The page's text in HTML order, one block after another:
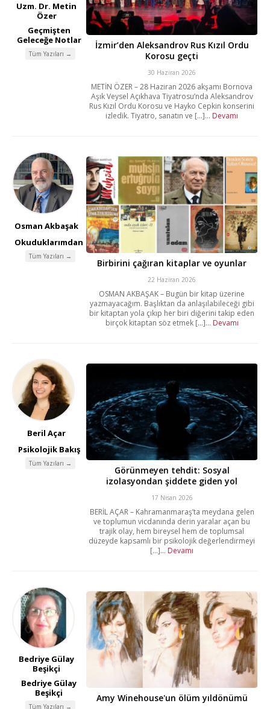
Uzm. Dr. Metin
Özer
Geçmişten
Geleceğe Notlar
Tüm Yazıları →
İzmir’den Aleksandrov Rus Kızıl Ordu
Korosu geçti
30 Haziran 2026
METİN ÖZER – 28 Haziran 2026 akşamı Bornova
Aşık Veysel Açıkhava Tiyatrosu’nda Aleksandrov
Rus Kızıl Ordu Korosu ve Hayko Cepkin konserini
izledik. Tiyatro, sanatın ve [...]... Devamı
Osman Akbaşak
Okuduklarımdan
Tüm Yazıları →
Birbirini çağıran kitaplar ve oyunlar
22 Haziran 2026
OSMAN AKBAŞAK – Bugün bir kitap üzerine
yazmayacağım. Başlıktan da anlaşılabileceği gibi
bir kitaptan yola çıkıp her biri diğerini takip eden
birçok kitaptan söz etmek [...]... Devamı
Beril Açar
Psikolojik Bakış
Tüm Yazıları →
Görünmeyen tehdit: Sosyal
izolasyondan şiddete giden yol
17 Nisan 2026
BERİL AÇAR – Kahramanmaraş’ta meydana gelen
ve toplumun vicdanında derin yaralar açan bu
trajik olay, hem bireysel hem de toplumsal
düzeyde kapsamlı bir psikolojik değerlendirmeyi
[...]... Devamı
Bedriye Gülay
Beşikçi
Bedriye Gülay
Beşikçi
Tüm Yazıları →
Amy Winehouse'un ölüm yıldönümü